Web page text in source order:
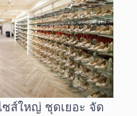
ส์ใหญ่ ชุดเยอะ จัด